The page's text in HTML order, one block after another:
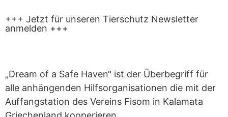
+++ Jetzt für unseren Tierschutz Newsletter
anmelden +++
„Dream of a Safe Haven“ ist der Überbegriff für
alle anhängenden Hilfsorganisationen die mit der
Auffangstation des Vereins Fisom in Kalamata